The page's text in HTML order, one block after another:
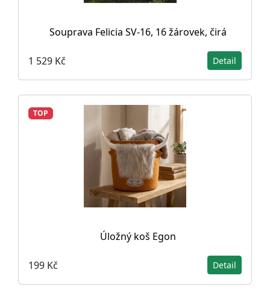
Souprava Felicia SV-16, 16 žárovek, čirá
1 529 Kč Detail
TOP
Úložný koš Egon
199 Kč Detail